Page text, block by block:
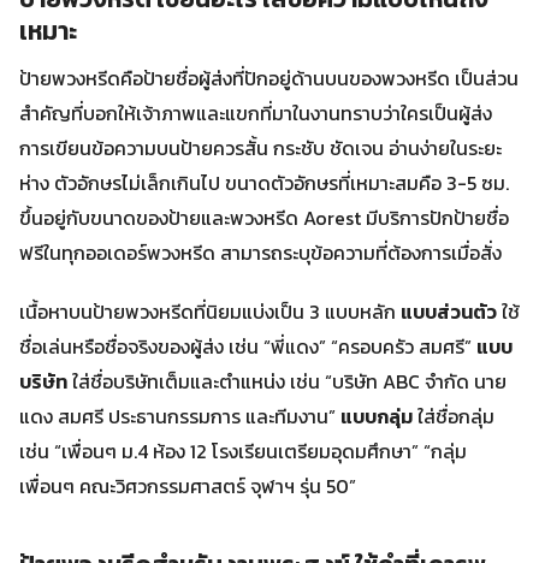
เหมาะ
ป้ายพวงหรีดคือป้ายชื่อผู้ส่งที่ปักอยู่ด้านบนของพวงหรีด เป็นส่วน
สำคัญที่บอกให้เจ้าภาพและแขกที่มาในงานทราบว่าใครเป็นผู้ส่ง
การเขียนข้อความบนป้ายควรสั้น กระชับ ชัดเจน อ่านง่ายในระยะ
ห่าง ตัวอักษรไม่เล็กเกินไป ขนาดตัวอักษรที่เหมาะสมคือ 3-5 ซม.
ขึ้นอยู่กับขนาดของป้ายและพวงหรีด Aorest มีบริการปักป้ายชื่อ
ฟรีในทุกออเดอร์พวงหรีด สามารถระบุข้อความที่ต้องการเมื่อสั่ง
เนื้อหาบนป้ายพวงหรีดที่นิยมแบ่งเป็น 3 แบบหลัก แบบส่วนตัวใช้
ชื่อเล่นหรือชื่อจริงของผู้ส่ง เช่น “พี่แดง” “ครอบครัว สมศรี” แบบ
บริษัทใส่ชื่อบริษัทเต็มและตำแหน่ง เช่น “บริษัท ABC จำกัด นาย
แดง สมศรี ประธานกรรมการ และทีมงาน” แบบกลุ่มใส่ชื่อกลุ่ม
เช่น “เพื่อนๆ ม.4 ห้อง 12 โรงเรียนเตรียมอุดมศึกษา” “กลุ่ม
เพื่อนๆ คณะวิศวกรรมศาสตร์ จุฬาฯ รุ่น 50”